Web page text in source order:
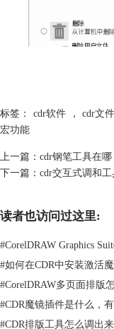
2、电脑系统不兼容
导致软件无法正常运行，
二、cdr宏里的功能怎
Cdr宏里的功能我们可以
编程来实现，两种方式对
1、宏录制
标签： cdr软件 ， cdr文
宏功能
上一篇： cdr钢笔工具在
下一篇： cdr交互式调和
读者也访问过这里:
#CorelDRAW Graphics
#如何在CDR中安装激活
#CorelDRAW多页面排版
#CDR魔镜插件是什么，
#CDR排版工具怎么调出